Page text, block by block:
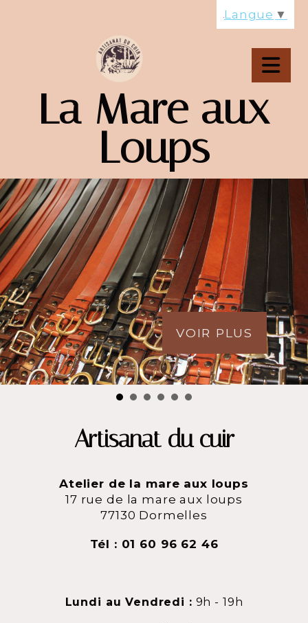
La Mare aux
Loups
VOIR PLUS
VOIR PLUS
Artisanat du cuir
Atelier de la mare aux loups
17 rue de la mare aux loups
77130 Dormelles
Tél : 01 60 96 62 46
Lundi au Vendredi : 9h - 19h
Langue ▼